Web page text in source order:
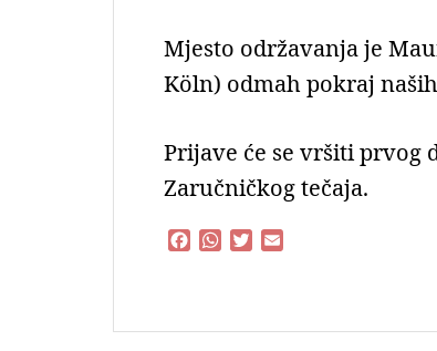
Mjesto održavanja je
Köln) odmah pokraj
Prijave će se vršiti prvog
Zaručničkog tečaja.
b
W
s
t
l